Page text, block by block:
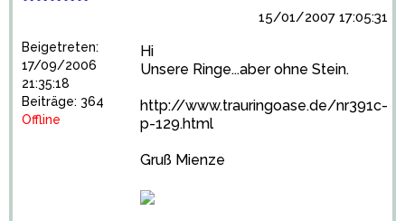
Beigetreten:
17/09/2006
21:35:18
Beiträge: 364
Offline
15/01/2007 17:05:31
Hi
Unsere Ringe...aber ohne Stein.
http://www.trauringoase.de/nr391c-
p-129.html
Gruß Mienze